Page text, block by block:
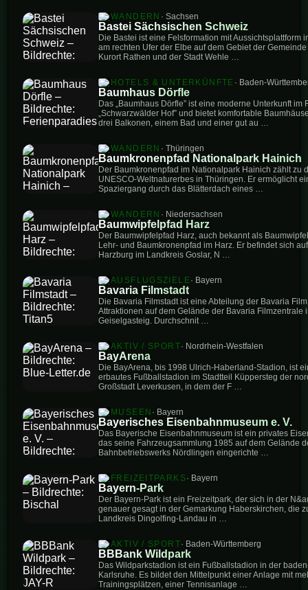
WANDERN · Sachsen
Bastei Sächsischen Schweiz
Die Bastei ist eine Felsformation mit Aussichtsplattform
am rechten Ufer der Elbe auf dem Gebiet der
Kurort Rathen und der Stadt Wehle …
HOTELS & UNTERKÜNFTE · Baden-
Baumhaus Dörfle
Das „Baumhaus Dörfle” ist eine moderne Unterkunft im
„Schwarzwälder Hof” und bietet komfortable
drei Balkonen, einem Bad und einer gut au …
WANDERN · Thüringen
Baumkronenpfad Nationalpark Hainich
Der Baumkronenpfad im Nationalpark Hainich zählt zu
UNESCO-Weltnaturerbes in Thüringen. Er ermöglicht
Spaziergang durch das Blätterdach eines …
WANDERN · Niedersachsen
Baumwipfelpfad Harz
Der Baumwipfelpfad Harz, auch bekannt als
Lehr- und Baumkronenpfad im Harz. Er befindet sich
Harzburg im Landkreis Goslar, N …
AUSFLUGSZIELE · Bayern
Bavaria Filmstadt
Die Bavaria Filmstadt ist eine Abteilung der Bavaria
Attraktionen auf dem Gelände der Bavaria Filmzentrale
Geiselgasteig. Durchschnit …
AKTIV / SPORT· Nordrhein-Westfalen
BayArena
Die BayArena, bis 1998 Ulrich-Haberland-Stadion, ist
erbautes Fußballstadion im Stadtteil Küppersteg der
Großstadt Leverkusen, in dem der F …
MUSEEN · Bayern
Bayerisches Eisenbahnmuseum e. V.
Das Bayerische Eisenbahnmuseum ist ein privates
das seine Fahrzeugsammlung 1985 auf dem Gelände
Bahnbetriebswerks Nördlingen eingerichte …
FREIZEITPARKS· Bayern
Bayern-Park
Der Bayern-Park ist ein Freizeitpark, der sich in der
genauer gesagt in der Gemarkung Haberskirchen, die
Landkreis Dingolfing-Landau in …
AKTIV / SPORT· Baden-Württemberg
BBBank Wildpark
Das Wildparkstadion ist ein Fußballstadion in der
Karlsruhe. Es bildet den Mittelpunkt einer Anlage mit
Trainingsplätzen, einer Tennisanlage …